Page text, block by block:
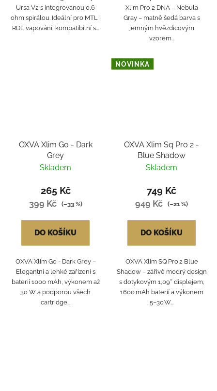
Ursa V2 s integrovanou 0,6
ohm spirálou. Ideální pro MTL i
RDL vapování, kompatibilní s...
Xlim Pro 2 DNA – Nebula
Gray – matně šedá barva s
jemným hvězdicovým
vzorem...
OXVA Xlim Go - Dark
Grey
Skladem
265 Kč
399 Kč (–33 %)
DO KOŠÍKU
OXVA Xlim Go - Dark Grey –
Elegantní a lehké zařízení s
baterií 1000 mAh, výkonem až
30 W a podporou všech
cartridge...
NOVINKA
OXVA Xlim Sq Pro 2 -
Blue Shadow
Skladem
749 Kč
949 Kč (–21 %)
DO KOŠÍKU
OXVA Xlim SQ Pro 2 Blue
Shadow – zářivě modrý design
s dotykovým 1,09″ displejem,
1600 mAh baterií a výkonem
5–30 W...